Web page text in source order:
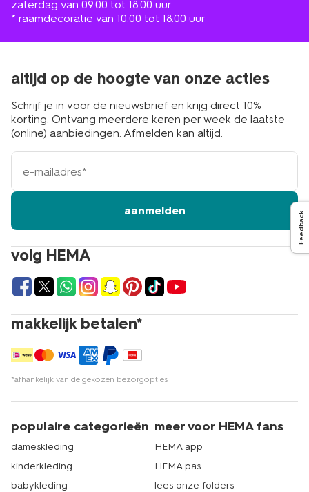
zaterdag van 09.00 tot 18.00 uur
* raamdecoratie van 10.00 tot 18.00 uur
volg HEMA
makkelijk betalen*
*afhankelijk van de gekozen bezorgopties
altijd op de hoogte van onze acties
Schrijf je in voor de nieuwsbrief en krijg direct 10%
korting. Ontvang meerdere keren per week de laatste
(online) aanbiedingen. Afmelden kan altijd.
e-
mailadres
aanmelden
populaire categorieën
dameskleding
kinderkleding
babykleding
meer voor HEMA fans
HEMA app
HEMA pas
lees onze folders
Feedback